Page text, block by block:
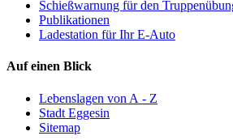
Schießwarnung für den
Publikationen
Ladestation für Ihr E-Auto
Auf einen Blick
Lebenslagen von A - Z
Stadt Eggesin
Sitemap